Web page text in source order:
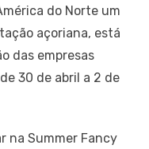
do Norte um
açoriana, está
das empresas
30 de abril a 2 de
na Summer Fancy